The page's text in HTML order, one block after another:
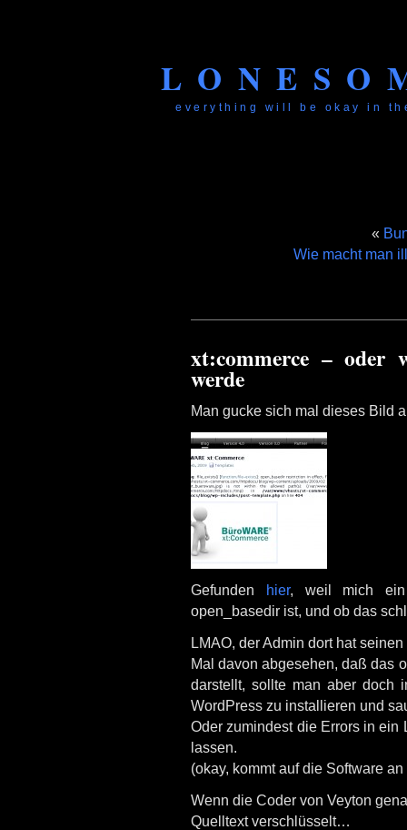
everything will be okay in
«
Wie macht man
xt:commerce – oder
werde
Man gucke sich mal dieses Bild
Gefunden hier, weil mich ein
open_basedir ist, und ob das
LMAO, der Admin dort hat
Mal davon abgesehen, daß das
darstellt, sollte man aber doch
WordPress zu installieren und
Oder zumindest die Errors in
lassen.
(okay, kommt auf die Software an
Wenn die Coder von Veyton
Quelltext verschlüsselt…